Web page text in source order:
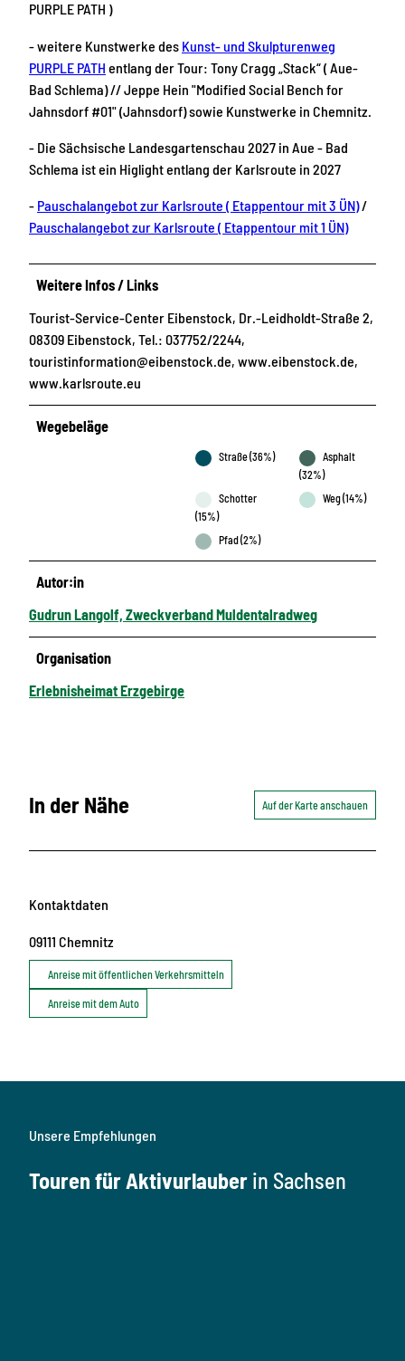
PURPLE PATH )
- weitere Kunstwerke des Kunst- und Skulpturenweg
PURPLE PATH entlang der Tour: Tony Cragg „Stack“ ( Aue-
Bad Schlema) // Jeppe Hein "Modified Social Bench for
Jahnsdorf #01" (Jahnsdorf) sowie Kunstwerke in Chemnitz.
- Die Sächsische Landesgartenschau 2027 in Aue - Bad
Schlema ist ein Higlight entlang der Karlsroute in 2027
- Pauschalangebot zur Karlsroute ( Etappentour mit 3 ÜN)/
Pauschalangebot zur Karlsroute ( Etappentour mit 1 ÜN)
Weitere Infos / Links
Tourist-Service-Center Eibenstock, Dr.-Leidholdt-Straße 2,
08309 Eibenstock, Tel.: 037752/2244,
touristinformation@eibenstock.de, www.eibenstock.de,
www.karlsroute.eu
Wegebeläge
Straße (36%)
Asphalt
(32%)
Schotter
(15%)
Weg (14%)
Pfad (2%)
Autor:in
Gudrun Langolf, Zweckverband Muldentalradweg
Organisation
Erlebnisheimat Erzgebirge
In der Nähe Auf der Karte anschauen
Kontaktdaten
09111 Chemnitz
Anreise mit öffentlichen Verkehrsmitteln
Anreise mit dem Auto
Unsere Empfehlungen
Touren für Aktivurlauber in Sachsen